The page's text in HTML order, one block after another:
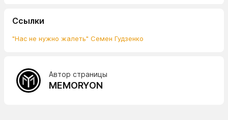
Ссылки
"Нас не нужно жалеть" Семен Гудзенко
Автор страницы
MEMORYON